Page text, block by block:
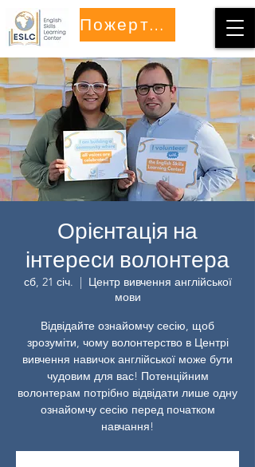
Пожертвуйте
Орієнтація на
інтереси волонтера
сб, 21 січ.
  |
Центр вивчення англійської
мови
Відвідайте ознайомчу сесію, щоб
зрозуміти, чому волонтерство в Центрі
вивчення навичок англійської може бути
чудовим для вас! Потенційним
волонтерам потрібно відвідати лише одну
ознайомчу сесію перед початком
навчання!